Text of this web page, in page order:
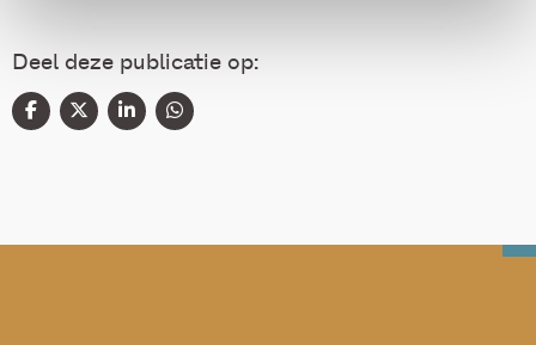
Deel deze publicatie op: